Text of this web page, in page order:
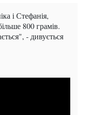
і Стефанія,
800 грамів.
- дивується